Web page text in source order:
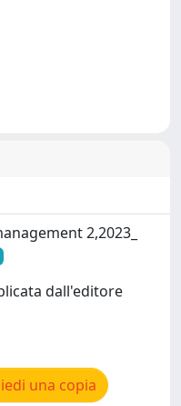
2,2023_
dall'editore
una copia